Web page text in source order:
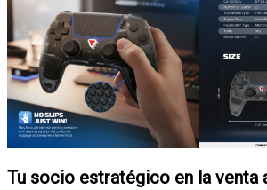
Tu socio estratégico en la venta